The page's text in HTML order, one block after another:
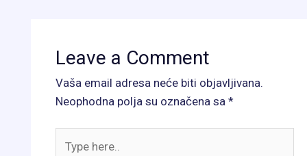
Leave a Comment
Vaša email adresa neće biti objavljivana.
Neophodna polja su označena sa*